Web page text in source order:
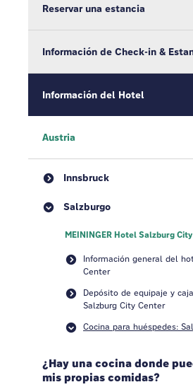
Reservar una estancia
Información de Check-in &
Información del Hotel
Austria
Innsbruck
Salzburgo
MEININGER Hotel Salzburg
Información general del
Center
Depósito de equipaje y
Salzburg City Center
Cocina para huéspedes:
¿Hay una cocina donde
mis propias comidas?